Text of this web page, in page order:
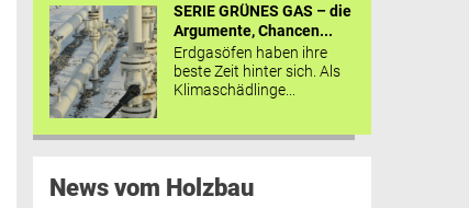
SERIE GRÜNES GAS – die
Argumente, Chancen...
Erdgasöfen haben ihre
beste Zeit hinter sich. Als
Klimaschädlinge...
News vom Holzbau